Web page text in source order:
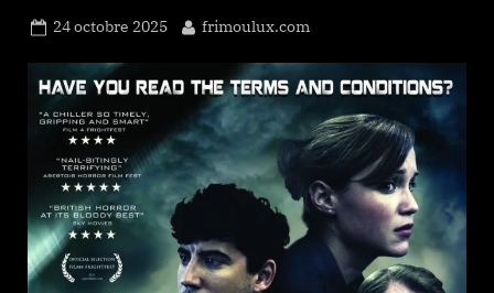
Posted
24 octobre 2025 By
frimoulux.com